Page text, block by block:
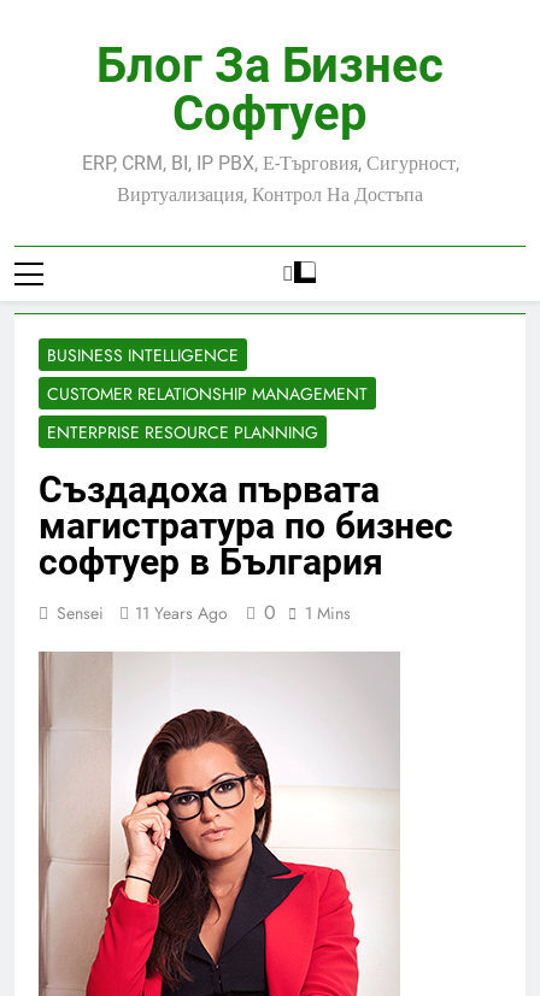
Блог За Бизнес
Софтуер
ERP, CRM, BI, IP PBX, Е-Търговия, Сигурност,
Виртуализация, Контрол На Достъпа
BUSINESS INTELLIGENCE
CUSTOMER RELATIONSHIP MANAGEMENT
ENTERPRISE RESOURCE PLANNING
Създадоха първата
магистратура по бизнес
софтуер в България
Sensei 11 Years Ago 0 1 Mins